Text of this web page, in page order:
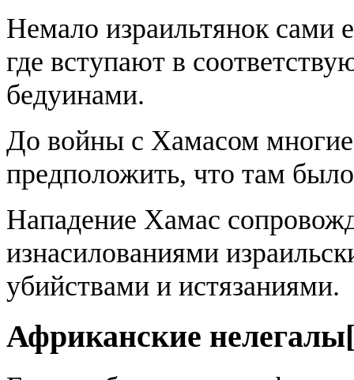
Немало израильтянок сами
где вступают в
бедуинами.
До войны с Хамасом
предположить, что там
Нападение Хамас
изнасилованиями
убийствами и истязаниями.
Африканские нелегалы